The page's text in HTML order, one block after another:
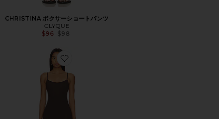
CHRISTINA ボクサーショートパンツ
CLYQUE
$96 Previous price:
$98
Favorite DONYA マキシドレス